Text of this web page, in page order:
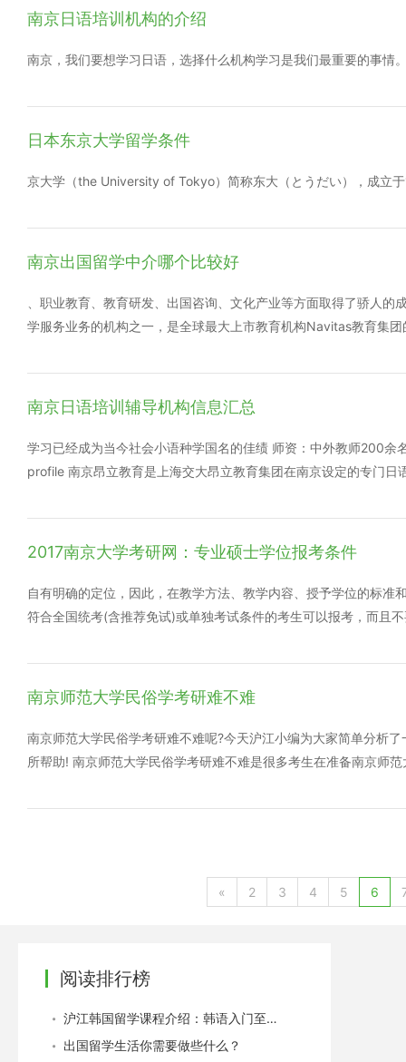
会的不要跳过去，就去查个明白。 有的句子不是不知道，看得
就想不起来了，所以一个句型多用多说说到不用想就可以脱口而出
南京日语培训机构的介绍
南京，我们要想学习日语，选择什么机构学习是我们最重要的事情
日本东京大学留学条件
京大学（the University of Tokyo）简称东大（とうだい），成立
南京出国留学中介哪个比较好
、职业教育、教育研发、出国咨询、文化产业等方面取得了
学服务业务的机构之一，是全球最大上市教育机构Navitas教育
狐网“年度十大教育品牌集团”，中国企业21“未来之星”教育机
创办，成立于1998年。长久以来，一直专注于国际高等教育，与
球。旨在为广大客户提供专业、优质的服务。 七，嘉华世达
留学中介机构品牌,北京嘉华世达国际教育交流有限公司。
南京日语培训辅导机构信息汇总
学习已经成为当今社会小语种学国名的佳绩 师资：中外教师200
profile 南京昂立教育是上海交大昂立教育集团在南京设定的专门
善的质量监控以及广泛的文化交流，昂立新日语连续培养出一大批
享有较高的口碑，成为沪 上日语培训的主流! 昂立教育始于1984
昂立教育的品牌已经家喻户晓企业下设：世纪昂立幼儿园、少儿
中... 查看详情>
2017南京大学考研网：专业硕士学位报考条件
自有明确的定位，因此，在教学方法、教学内容、授予学位的标
符合全国统考(含推荐免试)或单独考试条件的考生可以报考，而且
商管理硕士、公共管理硕士、工程硕士(项目管理)、教育硕士(教
后有五年以上工作经验;研究生毕业后有两年以上工作经验。 (2)
【0301】的毕业生不得报考)。法律硕士(法学)要求：法学专业(
2、录取类别 全日制专业学位可以非定向或定向培养，非全日制专
养研究生回原单位工作。 3、报名手续 按照全国统考或单独考试
以下专业学位招收非全日制：审计硕士、会计硕士、MBA(含
息详见南京大学硕士研究生招生专业目录。非全日制专业学位研
受助学金、学业奖学金和国家奖学金。
南京师范大学民俗学考研难不难
南京师范大学民俗学考研难不难呢?今天沪江小编为大家简单分析
所帮助! 南京师范大学民俗学考研难不难是很多考生在准备南京师
常的。但是考生应当明确的一点是，不论是哪一个专业的研究生，
« 2 3 4 5 6
阅读排行榜
沪江韩国留学课程介绍：韩语入门至生活会话进阶
出国留学生活你需要做些什么？